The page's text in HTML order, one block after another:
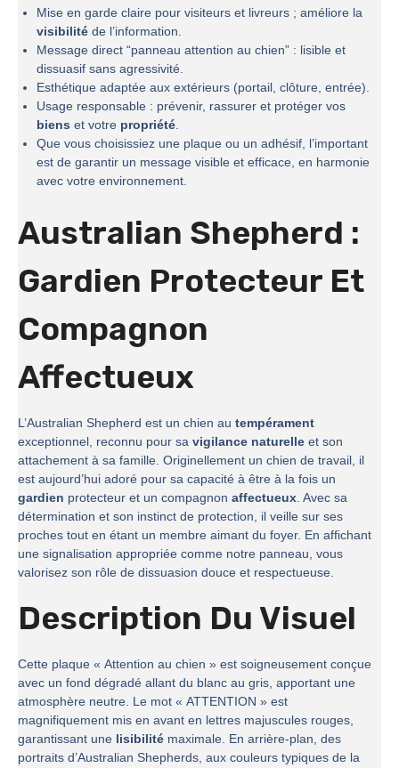
Mise en garde claire pour visiteurs et livreurs ; améliore la
visibilité de l’information.
Message direct “panneau attention au chien” : lisible et
dissuasif sans agressivité.
Esthétique adaptée aux extérieurs (portail, clôture, entrée).
Usage responsable : prévenir, rassurer et protéger vos
biens et votre propriété.
Que vous choisissiez une plaque ou un adhésif, l’important
est de garantir un message visible et efficace, en harmonie
avec votre environnement.
Australian Shepherd :
Gardien Protecteur Et
Compagnon
Affectueux
L’Australian Shepherd est un chien au tempérament
exceptionnel, reconnu pour sa vigilance naturelle et son
attachement à sa famille. Originellement un chien de travail, il
est aujourd’hui adoré pour sa capacité à être à la fois un
gardien protecteur et un compagnon affectueux. Avec sa
détermination et son instinct de protection, il veille sur ses
proches tout en étant un membre aimant du foyer. En affichant
une signalisation appropriée comme notre panneau, vous
valorisez son rôle de dissuasion douce et respectueuse.
Description Du Visuel
Cette plaque « Attention au chien » est soigneusement conçue
avec un fond dégradé allant du blanc au gris, apportant une
atmosphère neutre. Le mot « ATTENTION » est
magnifiquement mis en avant en lettres majuscules rouges,
garantissant une lisibilité maximale. En arrière-plan, des
portraits d’Australian Shepherds, aux couleurs typiques de la